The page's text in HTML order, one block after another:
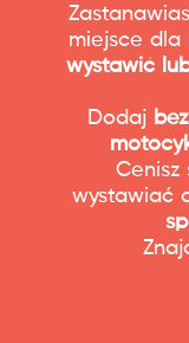
miejsce dla
wystawić
Dodaj
Cenisz
wystawiać